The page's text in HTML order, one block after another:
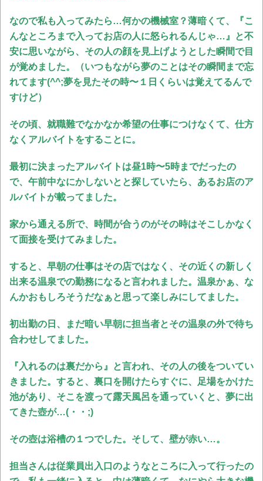
なので私も入ってみたら…何かの機械室？薄暗くて、『こ
んなところまで入ってお店の人に怒られるんじゃ…』と不
安に思いながら、その人の顔を見上げようとした瞬間で目
が覚めました。
（いつもながら夢のことはその瞬間まで忘
れてます(^^;夢を見たその時〜１日くらいは覚えてるんで
すけど）
その頃、 就職難でなかなか希望の仕事につけなくて、仕方
なくアルバイトをすることに。
最初に決まったアルバイトは昼1時〜5時までだったの
で、午前中なにかしないとと探していたら、あるお店のア
ルバイトが載ってました。
家から通える所で、時間が合うのがその時はそこしかなく
て面接を受けてみました。
すると、早朝の仕事はその店ではなく、その近くの新しく
出来る温泉での勤務になると言われました。温泉かぁ、な
んかおもしろそうだなぁと思って楽しみにしてました。
初出勤の日、まだ暗い早朝に担当者とその温泉の外で待ち
合わせしてました。
『入れるのは裏だから』と言われ、その人の後をついてい
きました。すると、裏口を開けたらすぐに、足場をかけた
池があり、そこを渡って露天風呂を通っていくと、夢に出
てきた壺が…(・・;)
その壺は浴槽の１つでした。 そして、壁が赤い…。
担当さんは従業員出入口のようなところに入って行ったの